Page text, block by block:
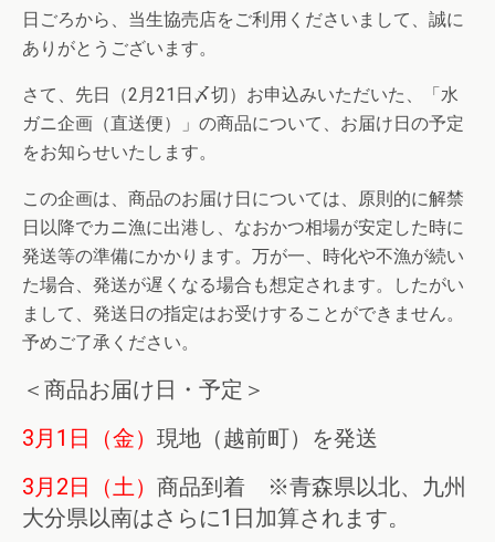
日ごろから、当生協売店をご利用くださいまして、誠に
ありがとうございます。
さて、先日（2月21日〆切）お申込みいただいた、「水
ガニ企画（直送便）」の商品について、お届け日の予定
をお知らせいたします。
この企画は、商品のお届け日については、原則的に解禁
日以降でカニ漁に出港し、なおかつ相場が安定した時に
発送等の準備にかかります。万が一、時化や不漁が続い
た場合、発送が遅くなる場合も想定されます。したがい
まして、発送日の指定はお受けすることができません。
予めご了承ください。
＜商品お届け日・予定＞
3月1日（金） 現地（越前町）を発送
3月2日（土） 商品到着 ※青森県以北、九州
大分県以南はさらに1日加算されます。